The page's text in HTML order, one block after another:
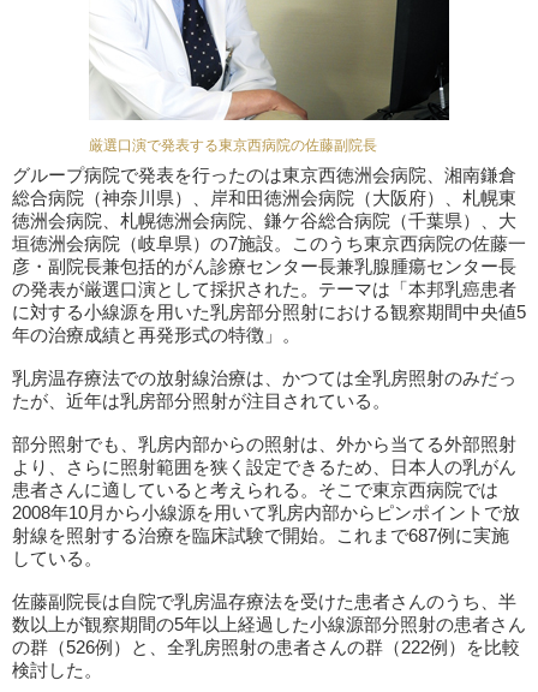
厳選口演で発表する東京西病院の佐藤副院長
グループ病院で発表を行ったのは東京西徳洲会病院、湘南鎌倉
総合病院（神奈川県）、岸和田徳洲会病院（大阪府）、札幌東
徳洲会病院、札幌徳洲会病院、鎌ケ谷総合病院（千葉県）、大
垣徳洲会病院（岐阜県）の7施設。このうち東京西病院の佐藤一
彦・副院長兼包括的がん診療センター長兼乳腺腫瘍センター長
の発表が厳選口演として採択された。テーマは「本邦乳癌患者
に対する小線源を用いた乳房部分照射における観察期間中央値5
年の治療成績と再発形式の特徴」。
乳房温存療法での放射線治療は、かつては全乳房照射のみだっ
たが、近年は乳房部分照射が注目されている。
部分照射でも、乳房内部からの照射は、外から当てる外部照射
より、さらに照射範囲を狭く設定できるため、日本人の乳がん
患者さんに適していると考えられる。そこで東京西病院では
2008年10月から小線源を用いて乳房内部からピンポイントで放
射線を照射する治療を臨床試験で開始。これまで687例に実施
している。
佐藤副院長は自院で乳房温存療法を受けた患者さんのうち、半
数以上が観察期間の5年以上経過した小線源部分照射の患者さん
の群（526例）と、全乳房照射の患者さんの群（222例）を比較
検討した。